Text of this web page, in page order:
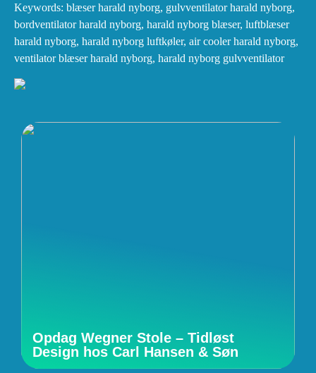
Keywords: blæser harald nyborg, gulvventilator harald nyborg,
bordventilator harald nyborg, harald nyborg blæser, luftblæser
harald nyborg, harald nyborg luftkøler, air cooler harald nyborg,
ventilator blæser harald nyborg, harald nyborg gulvventilator
Opdag Wegner Stole – Tidløst
Design hos Carl Hansen & Søn